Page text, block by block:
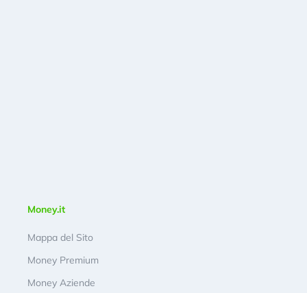
Money.it
Mappa del Sito
Money Premium
Money Aziende